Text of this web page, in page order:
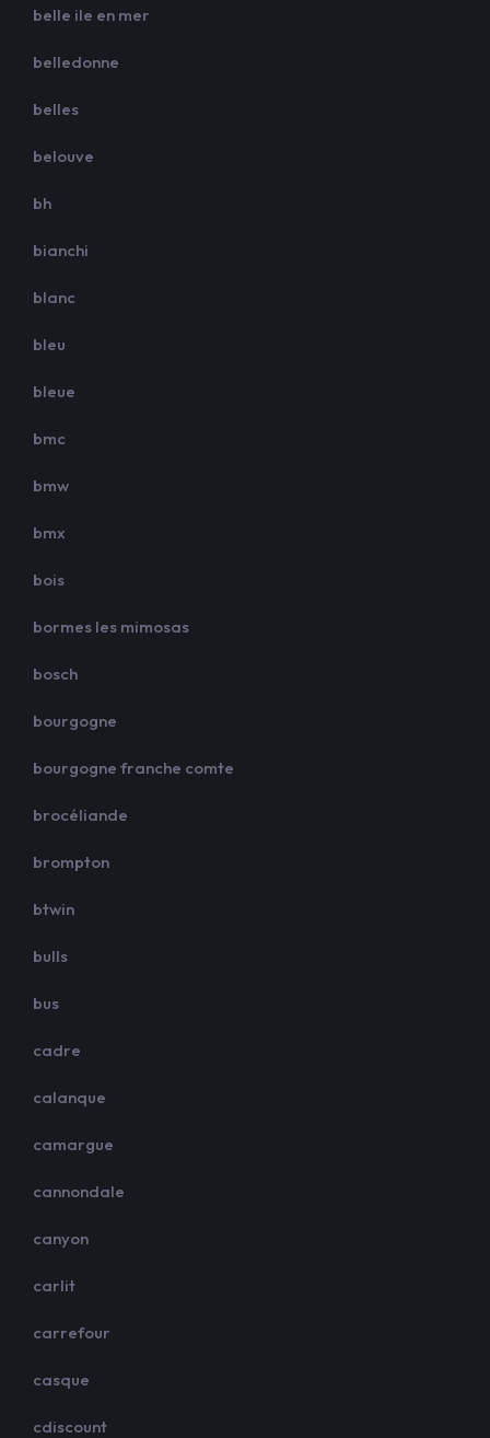
belle ile en mer
belledonne
belles
belouve
bh
bianchi
blanc
bleu
bleue
bmc
bmw
bmx
bois
bormes les mimosas
bosch
bourgogne
bourgogne franche comte
brocéliande
brompton
btwin
bulls
bus
cadre
calanque
camargue
cannondale
canyon
carlit
carrefour
casque
cdiscount